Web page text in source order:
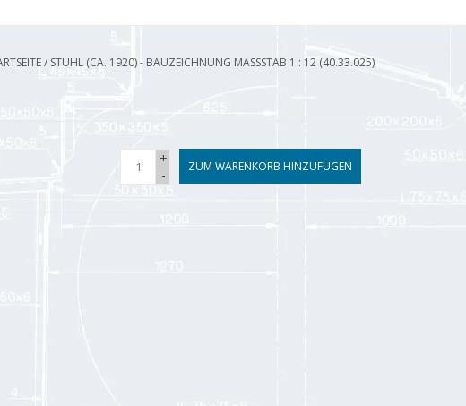
/ STUHL (CA. 1920) - BAUZEICHNUNG MASSSTAB 1 : 12 (40.33.025)
+
-
ZUM WARENKORB HINZUFÜGEN